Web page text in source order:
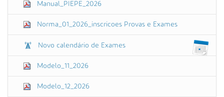
Manual_PIEPE_2026
Norma_01_2026_inscricoes Provas e Exames
Novo calendário de Exames
Modelo_11_2026
Modelo_12_2026